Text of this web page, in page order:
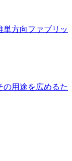
単方向ファブリッ
の用途を広めるた